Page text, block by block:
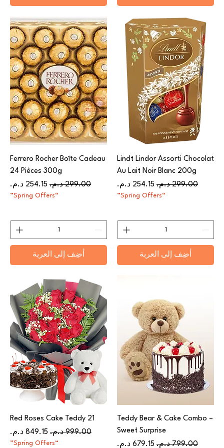
Lindt Lindor Assorti Chocolat
Au Lait Noir Blanc 200g​​​​​​​
سعر عادي
سعر البيع
“Spring Offers”
أضِف إلى العربة
Ferrero Rocher Boîte Cadeau
24 Pièces 300g
سعر عادي
سعر البيع
“Spring Offers”
أضِف إلى العربة
Teddy Bear & Cake Combo –
Sweet Surprise
سعر عادي
سعر البيع
21 Red Roses Cake Teddy
سعر عادي
سعر البيع
“Spring Offers”